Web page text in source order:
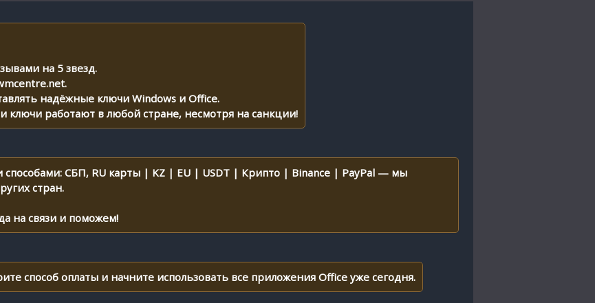
на 5 звезд.
надёжные ключи Windows и Office.
работают в любой стране, несмотря на санкции!
способами: СБП, RU карты | KZ | EU | USDT | Крипто | Binance | PayPal — мы
стран.
на связи и поможем!
способ оплаты и начните использовать все приложения Office уже сегодня.